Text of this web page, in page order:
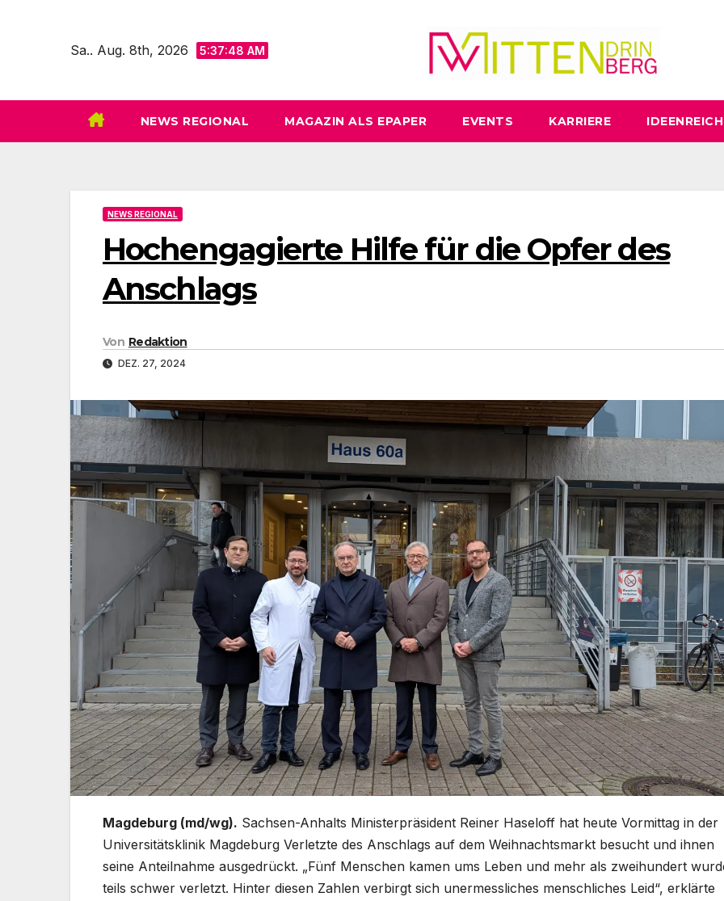
Sa.. Aug. 8th, 2026 5:37:50 AM
NEWS REGIONAL MAGAZIN ALS EPAPER EVENTS KARRIERE IDEENREICH
NEWS REGIONAL
Hochengagierte Hilfe für die Opfer des
Anschlags
Von Redaktion
DEZ. 27, 2024
Magdeburg (md/wg). Sachsen-Anhalts Ministerpräsident Reiner Haseloff hat heute Vormittag in der
Universitätsklinik Magdeburg Verletzte des Anschlags auf dem Weihnachtsmarkt besucht und ihnen
seine Anteilnahme ausgedrückt. „Fünf Menschen kamen ums Leben und mehr als zweihundert
teils schwer verletzt. Hinter diesen Zahlen verbirgt sich unermessliches menschliches Leid“, erklärte